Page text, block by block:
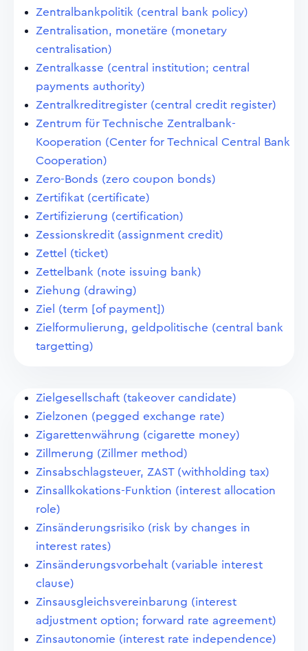
Zentralbankpolitik (central bank policy)
Zentralisation, monetäre (monetary
centralisation)
Zentralkasse (central institution; central
payments authority)
Zentralkreditregister (central credit register)
Zentrum für Technische Zentralbank-
Kooperation (Center for Technical Central Bank
Cooperation)
Zero-Bonds (zero coupon bonds)
Zertifikat (certificate)
Zertifizierung (certification)
Zessionskredit (assignment credit)
Zettel (ticket)
Zettelbank (note issuing bank)
Ziehung (drawing)
Ziel (term [of payment])
Zielformulierung, geldpolitische (central bank
targetting)
Zielgesellschaft (takeover candidate)
Zielzonen (pegged exchange rate)
Zigarettenwährung (cigarette money)
Zillmerung (Zillmer method)
Zinsabschlagsteuer, ZAST (withholding tax)
Zinsallkokations-Funktion (interest allocation
role)
Zinsänderungsrisiko (risk by changes in
interest rates)
Zinsänderungsvorbehalt (variable interest
clause)
Zinsausgleichsvereinbarung (interest
adjustment option; forward rate agreement)
Zinsautonomie (interest rate independence)